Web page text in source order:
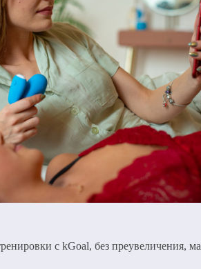
с kGoal, без преувеличения,